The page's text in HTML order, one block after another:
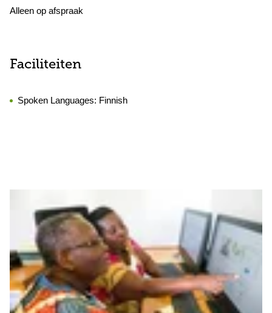
Alleen op afspraak
Faciliteiten
Spoken Languages: Finnish